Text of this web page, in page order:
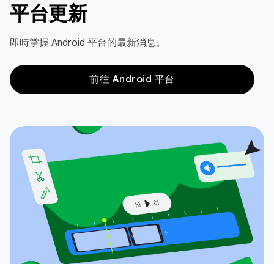
平台更新
即時掌握 Android 平台的最新消息。
前往 Android 平台